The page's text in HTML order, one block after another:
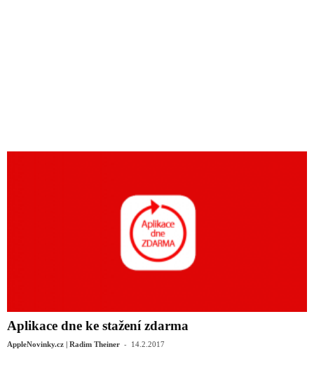
Aplikace dne ke stažení zdarma
AppleNovinky.cz | Radim Theiner - 14.2.2017